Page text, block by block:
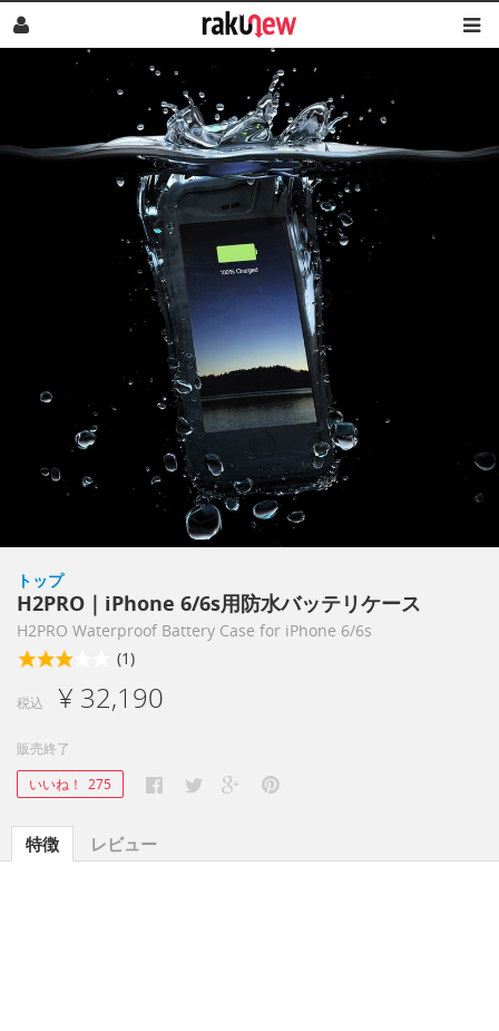
トップ
H2PRO｜iPhone 6/6s用防水バッテリケース
H2PRO Waterproof Battery Case for iPhone 6/6s
(1)
税込 ¥ 32,190
販売終了
いいね！ 275
特徴 レビュー